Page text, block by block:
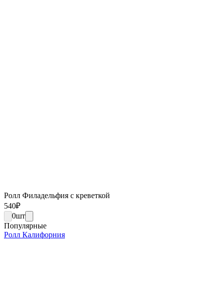
Ролл Филадельфия с креветкой
540₽
0шт
Популярные
Ролл Калифорния